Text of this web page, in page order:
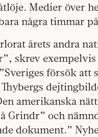
Medier över
några timmar
årets andra
skrev
försök att
amerikanska
Grindr” och
dokument.”